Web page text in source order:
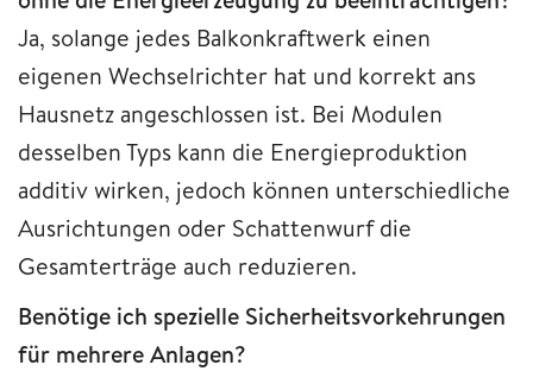
Ja, solange jedes Balkonkraftwerk einen
eigenen Wechselrichter hat und korrekt ans
Hausnetz angeschlossen ist. Bei Modulen
desselben Typs kann die Energieproduktion
additiv wirken, jedoch können unterschiedliche
Ausrichtungen oder Schattenwurf die
Gesamterträge auch reduzieren.
Benötige ich spezielle Sicherheitsvorkehrungen
für mehrere Anlagen?